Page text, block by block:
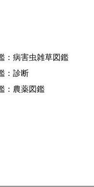
：病害虫雑草図鑑
：診断
：農薬図鑑